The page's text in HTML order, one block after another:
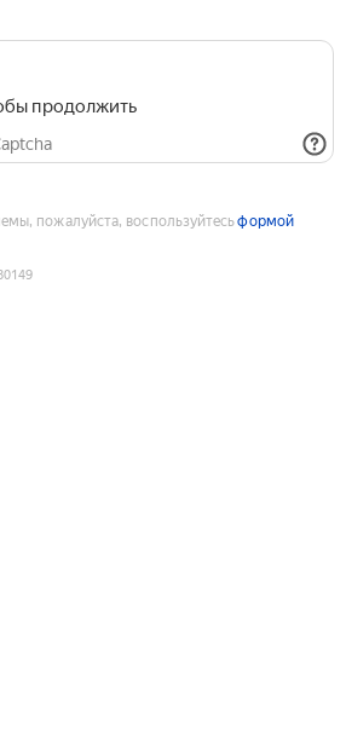
продолжить
пожалуйста, воспользуйтесьформой